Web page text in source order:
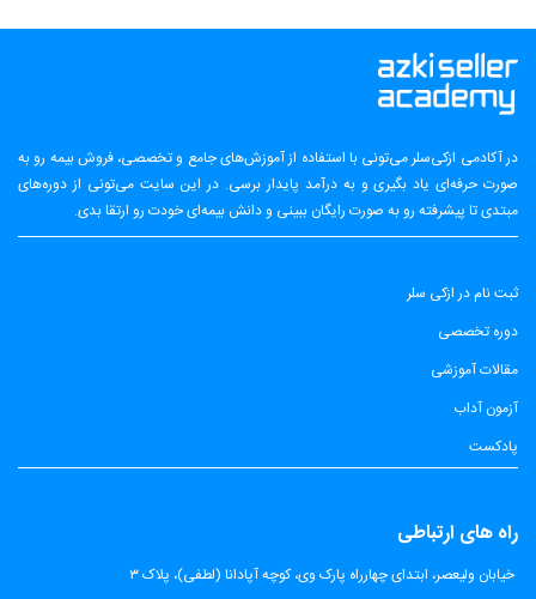
در آکادمی ازکی‌سلر می‌تونی با استفاده از آموزش‌های جامع و تخصصی، فروش بیمه رو به
صورت حرفه‌ای یاد بگیری و به درآمد پایدار برسی. در این سایت می‌تونی از دوره‌های
مبتدی تا پیشرفته رو به صورت رایگان ببینی و دانش بیمه‌ای خودت رو ارتقا بدی.
ثبت نام در ازکی سلر
دوره تخصصی
مقالات آموزشی
آزمون آداب
پادکست
راه های ارتباطی
خیابان ولیعصر، ابتدای چهارراه پارک وی، کوچه آپادانا (لطفی)، پلاک ۳